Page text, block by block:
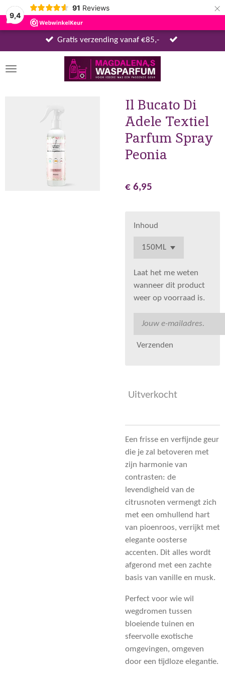
9,4
91 Reviews ×
Gratis verzending vanaf €85,-
Il Bucato Di
Adele Textiel
Parfum Spray
Peonia
€ 6,95
Inhoud
Laat het me weten
wanneer dit product
weer op voorraad is.
Verzenden
Uitverkocht
Een frisse en verfijnde geur
die je zal betoveren met
zijn harmonie van
contrasten: de
levendigheid van de
citrusnoten vermengt zich
met een omhullend hart
van pioenroos, verrijkt met
elegante oosterse
accenten. Dit alles wordt
afgerond met een zachte
basis van vanille en musk.
Perfect voor wie wil
wegdromen tussen
bloeiende tuinen en
sfeervolle exotische
omgevingen, omgeven
door een tijdloze elegantie.